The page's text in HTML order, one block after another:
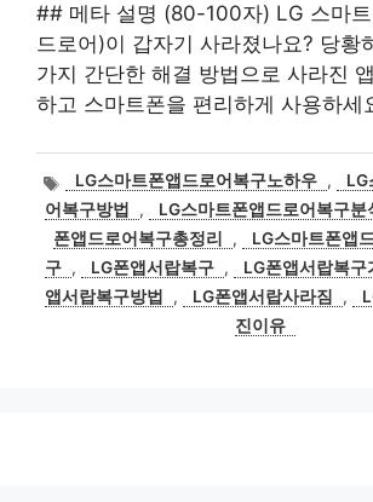
## 메타 설명 (80-100자) LG 스마
드로어)이 갑자기 사라졌나요? 당황
가지 간단한 해결 방법으로 사라진
하고 스마트폰을 편리하게 사용하세
태
그
LG스마트폰앱드로어복구노하우 ,
LG
어복구방법
, LG스마트폰앱드로어복구분
폰앱드로어복구총정리
,
LG스마트폰앱
구 , LG폰앱서랍복구 , LG폰앱서랍복구
앱서랍복구방법
, LG폰앱서랍사라짐 ,
진이유